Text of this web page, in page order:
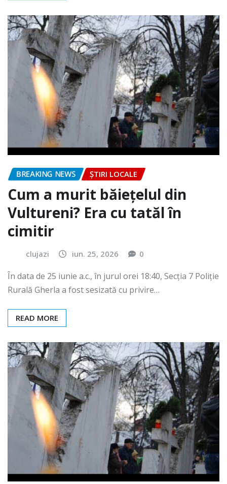
BREAKING NEWS ȘTIRI LOCALE
Cum a murit băiețelul din
Vultureni? Era cu tatăl în
cimitir
clujazi iun. 25, 2026 0
În data de 25 iunie a.c., în jurul orei 18:40, Secția 7 Poliție
Rurală Gherla a fost sesizată cu privire…
READ MORE